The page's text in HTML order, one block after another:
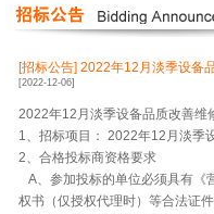
[招标公告] 2022年12月淡季设备
[2022-12-06]
2022年12月淡季设备品质改善维
1、招标项目： 2022年12月淡季
2、合格投标商资格要求
A、参加投标的单位必须具有《
权书（仅授权代理时）等合法证